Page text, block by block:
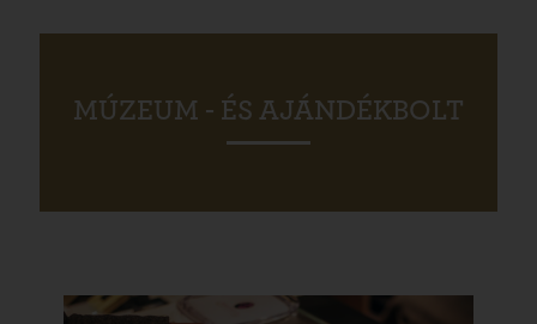
MÚZEUM - ÉS AJÁNDÉKBOLT